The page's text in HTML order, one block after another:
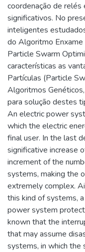
coordenação de relés
significativos. No
inteligentes
do Algoritmo
Particle Swarm
características as
Partículas (Particle
Algoritmos
para solução destes
An electric power
which the electric
final user. In the last
significative increase
increment of the
systems, making the
extremely complex.
this kind of systems,
power system
known that the
that may assume
systems, in which the